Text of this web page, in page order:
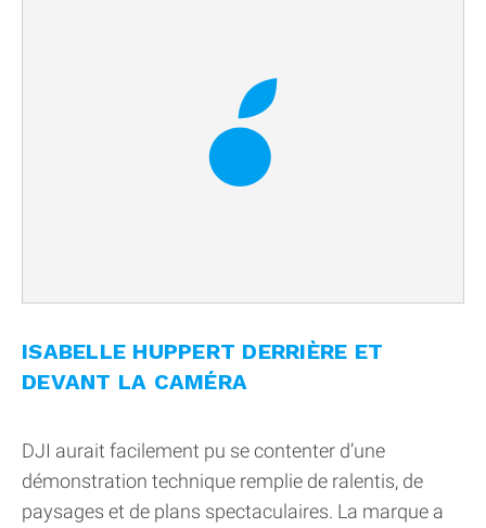
ISABELLE HUPPERT DERRIÈRE ET
DEVANT LA CAMÉRA
DJI aurait facilement pu se contenter d’une
démonstration technique remplie de ralentis, de
paysages et de plans spectaculaires. La marque a